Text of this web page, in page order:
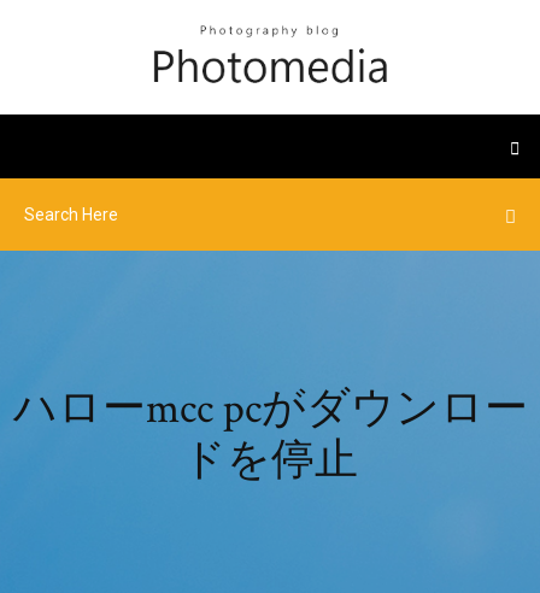
ハローmcc pcがダウンロー
ドを停止